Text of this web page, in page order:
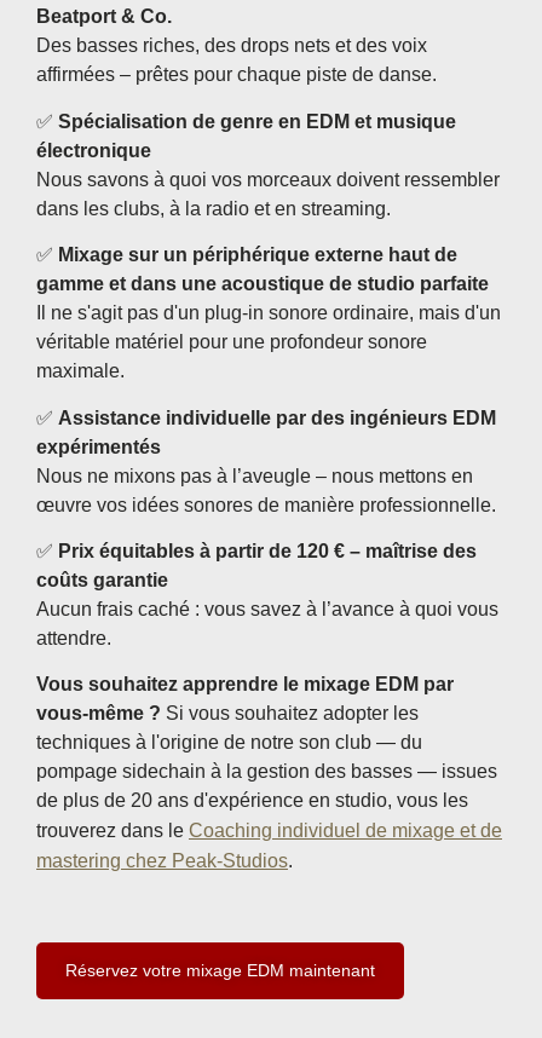
Beatport & Co.
Des basses riches, des drops nets et des voix
affirmées – prêtes pour chaque piste de danse.
✅ Spécialisation de genre en EDM et musique
électronique
Nous savons à quoi vos morceaux doivent ressembler
dans les clubs, à la radio et en streaming.
✅ Mixage sur un périphérique externe haut de
gamme et dans une acoustique de studio parfaite
Il ne s'agit pas d'un plug-in sonore ordinaire, mais d'un
véritable matériel pour une profondeur sonore
maximale.
✅ Assistance individuelle par des ingénieurs EDM
expérimentés
Nous ne mixons pas à l’aveugle – nous mettons en
œuvre vos idées sonores de manière professionnelle.
✅ Prix ​​équitables à partir de 120 € – maîtrise des
coûts garantie
Aucun frais caché : vous savez à l’avance à quoi vous
attendre.
Vous souhaitez apprendre le mixage EDM par
vous-même ? Si vous souhaitez adopter les
techniques à l'origine de notre son club — du
pompage sidechain à la gestion des basses — issues
de plus de 20 ans d'expérience en studio, vous les
trouverez dans le Coaching individuel de mixage et de
mastering chez Peak-Studios.
Réservez votre mixage EDM maintenant